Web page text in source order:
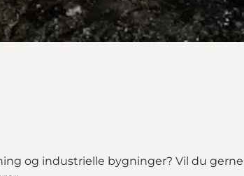
og industrielle bygninger? Vil du